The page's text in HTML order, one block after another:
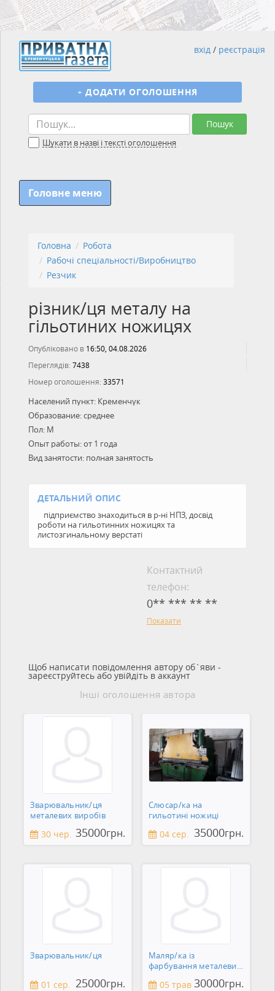
Пошук
Шукати в назві і тексті оголошення
+ ДОДАТИ ОГОЛОШЕННЯ
вхід / реєстрація
Головне меню
Головна
Робота
Рабочі спеціальності/Виробництво
Резчик
різник/ця металу на
гільотиних ножицях
Опубліковано в 16:50, 04.08.2026
Переглядів: 7438
Номер оголошення: 33571
Населений пункт: Кременчук
Образование:среднее
Пол: М
Опыт работы:от 1 года
Вид занятости: полная занятость
ДЕТАЛЬНИЙ ОПИС
підприємство знаходиться в р-ні НПЗ, досвід
роботи на гильотинних ножицях та
листозгинальному верстаті
Контактний
телефон:
0** *** ** **
Показати
Щоб написати повідомлення автору об`яви -
зареєструйтесь або увійдіть в аккаунт
Інші оголошення автора
Зварювальник/ця
металевих виробів
30 чер. 35000грн.
Слюсар/ка на
гильотині ножиці
04 сер. 35000грн.
Зварювальник/ця
01 сер. 25000грн.
Маляр/ка із
фарбування металевих
05 трав 30000грн.